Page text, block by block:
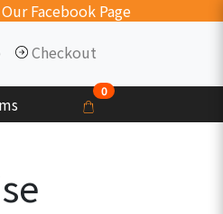
Facebook Page
Checkout
0